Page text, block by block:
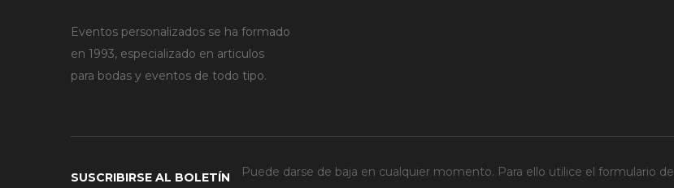
Eventos personalizados se ha formado
en 1993, especializado en articulos
para bodas y eventos de todo tipo.
SUSCRIBIRSE AL BOLETÍN
Puede darse de baja en cualquier momento. Para ello utilice el formulario de